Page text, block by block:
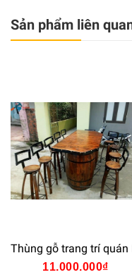
Sản phẩm liên
11.000.000₫